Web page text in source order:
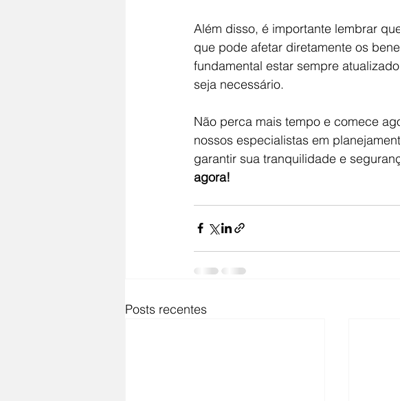
Além disso, é importante lembrar
que pode afetar diretamente os
fundamental estar sempre
seja necessário.
Não perca mais tempo e comece
nossos especialistas em
garantir sua tranquilidade e
agora!
Posts recentes